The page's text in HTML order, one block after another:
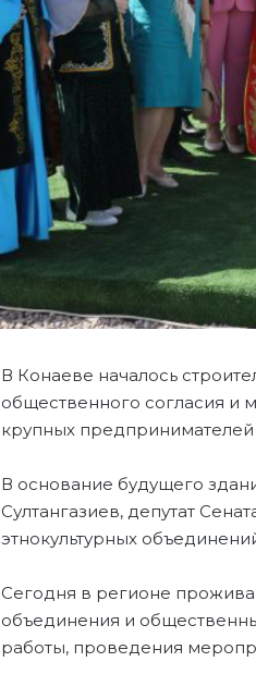
В Конаеве началось
общественного согласия и
крупных предпринимателей
В основание будущего
Султангазиев, депутат
этнокультурных
Сегодня в регионе
объединения и
работы, проведения